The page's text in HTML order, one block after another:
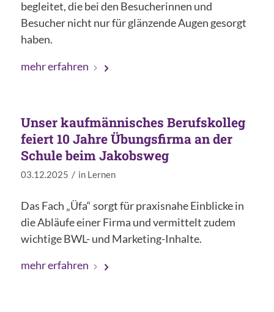
begleitet, die bei den Besucherinnen und
Besucher nicht nur für glänzende Augen gesorgt
haben.
mehr erfahren
Unser kaufmännisches Berufskolleg
feiert 10 Jahre Übungsfirma an der
Schule beim Jakobsweg
03.12.2025 / in Lernen
Das Fach „Üfa“ sorgt für praxisnahe Einblicke in
die Abläufe einer Firma und vermittelt zudem
wichtige BWL- und Marketing-Inhalte.
mehr erfahren